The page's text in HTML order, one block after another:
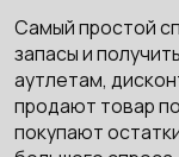
Самый простой
запасы и
аутлетам,
продают товар
покупают